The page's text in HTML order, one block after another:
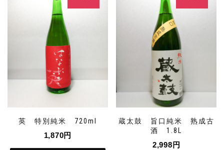
英 特別純米 720ml
1,870円
蔵太鼓 旨口純米 熟成古
酒 1.8L
2,998 円